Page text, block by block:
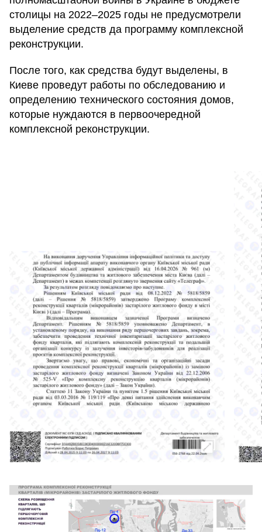
столицы на 2022–2025 годы не предусмотрели
выделение средств да программу комплексной
реконструкции.
После того, как средства будут выделены, в
Киеве проведут работы по обследованию и
определению технического состояния домов,
которые нуждаются в первоочередной
комплексной реконструкции.